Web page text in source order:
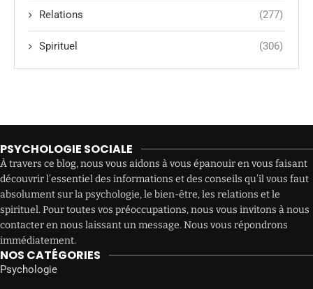
Relations (277)
Spirituel (306)
PSYCHOLOGIE SOCIALE
À travers ce blog, nous vous aidons à vous épanouir en vous faisant
découvrir l’essentiel des informations et des conseils qu’il vous faut
absolument sur la psychologie, le bien-être, les relations et le
spirituel. Pour toutes vos préoccupations, nous vous invitons à nous
contacter en nous laissant un message. Nous vous répondrons
immédiatement.
NOS CATÉGORIES
Psychologie